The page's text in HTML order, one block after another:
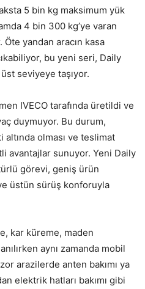
5 bin kg maksimum yük
4 bin 300 kg’ye varan
yandan aracın kasa
bu yeni seri, Daily
seviyeye taşıyor.
IVECO tarafında üretildi ve
duymuyor. Bu durum,
olması ve teslimat
avantajlar sunuyor. Yeni Daily
görevi, geniş ürün
üstün sürüş konforuyla
kar küreme, maden
aynı zamanda mobil
arazilerde anten bakımı ya
elektrik hatları bakımı gibi